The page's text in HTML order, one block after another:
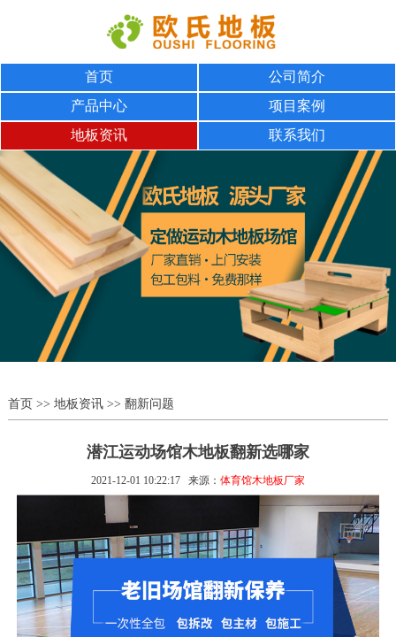
首页
公司简介
产品中心
项目案例
地板资讯
联系我们
首页>> 地板资讯>> 翻新问题
潜江运动场馆木地板翻新选哪家
2021-12-01 10:22:17 来源： 体育馆木地板厂家